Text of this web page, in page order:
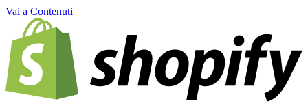
Vai a Contenuti